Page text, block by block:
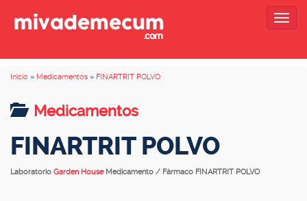
Inicio » Medicamentos » FINARTRIT POLVO
Medicamentos
FINARTRIT POLVO
Laboratorio Garden House Medicamento / Fármaco FINARTRIT POLVO